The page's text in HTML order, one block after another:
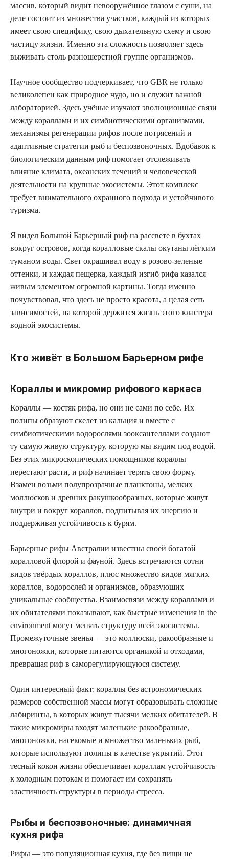
массив, который видит невооружённое глазом с суши, на
деле состоит из множества участков, каждый из которых
имеет свою специфику, свою дыхательную схему и свою
частицу жизни. Именно эта сложность позволяет здесь
выживать столь разношерстной группе организмов.
Научное сообщество подчеркивает, что GBR не только
великолепен как природное чудо, но и служит важной
лабораторией. Здесь учёные изучают эволюционные связи
между кораллами и их симбиотическими организмами,
механизмы регенерации рифов после потрясений и
адаптивные стратегии рыб и беспозвоночных. Вдобавок к
биологическим данным риф помогает отслеживать
влияние климата, океанских течений и человеческой
деятельности на крупные экосистемы. Этот комплекс
требует внимательного охранного подхода и устойчивого
туризма.
Я видел Большой Барьерный риф на рассвете в бухтах
вокруг островов, когда коралловые скалы окутаны лёгким
туманом воды. Свет окрашивал воду в розово-зеленые
оттенки, и каждая пещерка, каждый изгиб рифа казался
живым элементом огромной картины. Тогда именно
почувствовал, что здесь не просто красота, а целая сеть
зависимостей, на которой держится жизнь этого кластера
водной экосистемы.
Кто живёт в Большом Барьерном рифе
Кораллы и микромир рифового каркаса
Кораллы — костяк рифа, но они не сами по себе. Их
полипы образуют скелет из кальция и вместе с
симбиотическими водорослями зооксантеллами создают
ту самую живую структуру, которую мы видим под водой.
Без этих микроскопических помощников кораллы
перестают расти, и риф начинает терять свою форму.
Взамен возьми полупрозрачные планктоны, мелких
моллюсков и древних ракушкообразных, которые живут
внутри и вокруг кораллов, подпитывая их энергию и
поддерживая устойчивость к бурям.
Барьерные рифы Австралии известны своей богатой
коралловой флорой и фауной. Здесь встречаются сотни
видов твёрдых кораллов, плюс множество видов мягких
кораллов, водорослей и организмов, образующих
уникальные сообщества. Взаимосвязи между кораллами и
их обитателями показывают, как быстрые изменения in the
environment могут менять структуру всей экосистемы.
Промежуточные звенья — это моллюски, ракообразные и
многоножки, которые питаются органикой и отходами,
превращая риф в саморегулирующуюся систему.
Один интересный факт: кораллы без астрономических
размеров собственной массы могут образовывать сложные
лабиринты, в которых живут тысячи мелких обитателей. В
такие микромиры входят маленькие ракообразные,
многоножки, насекомые и множество маленьких рыб,
которые используют полипы в качестве укрытий. Этот
тесный кокон жизни обеспечивает кораллам устойчивость
к холодным потокам и помогает им сохранять
эластичность структуры в периоды стресса.
Рыбы и беспозвоночные: динамичная
кухня рифа
Рифы — это популяционная кухня, где без пищи не